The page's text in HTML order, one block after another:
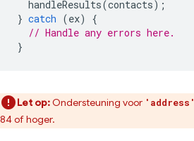
handleResults(contacts);
} catch (ex)
{
// Handle any errors here.
}
Let op:Ondersteuning voor 'address'
84 of hoger.